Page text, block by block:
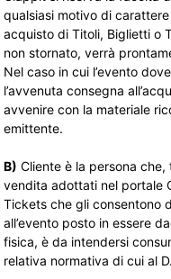
qualsiasi motivo di
acquisto di Titoli, Biglietti o
non stornato, verrà
Nel caso in cui l’evento
l’avvenuta consegna
avvenire con la materiale
emittente.
B) Cliente è la persona
vendita adottati nel portale
Tickets che gli consentono
all’evento posto in essere
fisica, è da intendersi
relativa normativa di cui al